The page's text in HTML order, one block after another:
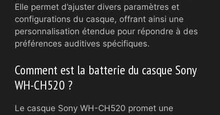
Elle permet d’ajuster divers paramètres et
configurations du casque, offrant ainsi une
personnalisation étendue pour répondre à des
préférences auditives spécifiques.
Comment est la batterie du casque Sony
WH-CH520 ?
Le casque Sony WH-CH520 promet une